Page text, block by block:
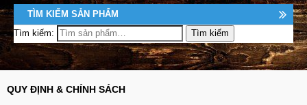
TÌM KIẾM SẢN PHẨM
Tìm kiếm:
QUY ĐỊNH & CHÍNH SÁCH